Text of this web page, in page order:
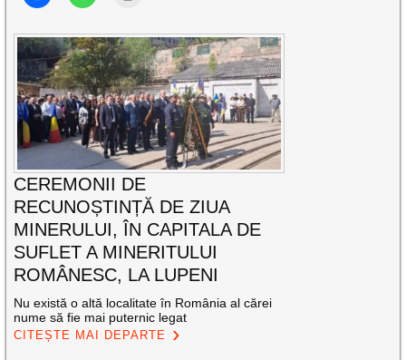
CEREMONII DE
RECUNOȘTINȚĂ DE ZIUA
MINERULUI, ÎN CAPITALA DE
SUFLET A MINERITULUI
ROMÂNESC, LA LUPENI
Nu există o altă localitate în România al cărei
nume să fie mai puternic legat
CITEȘTE MAI DEPARTE